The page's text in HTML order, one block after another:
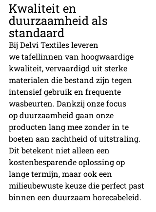
Kwaliteit en
duurzaamheid als
standaard
Bij Delvi Textiles leveren
we tafellinnen van hoogwaardige
kwaliteit, vervaardigd uit sterke
materialen die bestand zijn tegen
intensief gebruik en frequente
wasbeurten. Dankzij onze focus
op duurzaamheid gaan onze
producten lang mee zonder in te
boeten aan zachtheid of uitstraling.
Dit betekent niet alleen een
kostenbesparende oplossing op
lange termijn, maar ook een
milieubewuste keuze die perfect past
binnen een duurzaam horecabeleid.